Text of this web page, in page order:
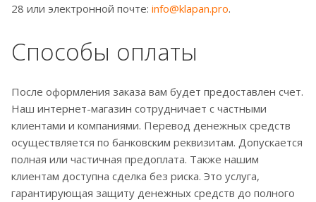
28 или электронной почте: info@klapan.pro.
Способы оплаты
После оформления заказа вам будет предоставлен счет.
Наш интернет-магазин сотрудничает с частными
клиентами и компаниями. Перевод денежных средств
осуществляется по банковским реквизитам. Допускается
полная или частичная предоплата. Также нашим
клиентам доступна сделка без риска. Это услуга,
гарантирующая защиту денежных средств до полного